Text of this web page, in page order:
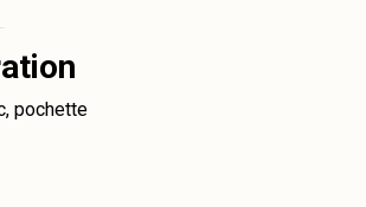
pochette